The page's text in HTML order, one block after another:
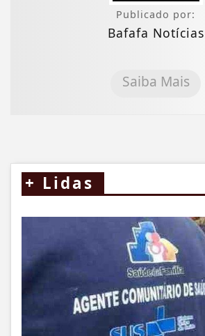
Publicado por:
Bafafa Notícias
Saiba Mais
+ Lidas